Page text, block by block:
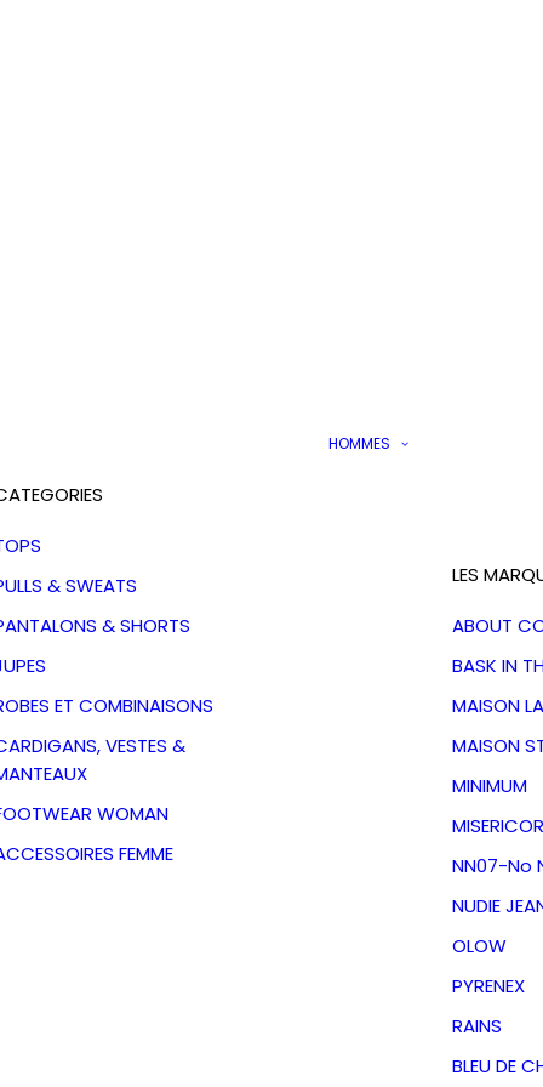
& SWEATS
& SHORTS
ET COMBINAISONS
VESTES &
WOMAN
FEMME
HOMMES
LES
ABOUT
BASK IN
MAISON
MAISON
MINIMUM
NN07-No
NUDIE
OLOW
PYRENEX
RAINS
BLEU DE
3760
White